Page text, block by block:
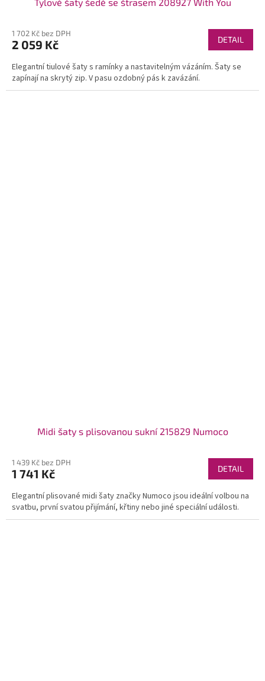
1 702 Kč bez DPH
2 059 Kč DETAIL
Elegantní tiulové šaty s ramínky a nastavitelným vázáním. Šaty se
zapínají na skrytý zip. V pasu ozdobný pás k zavázání.
Midi šaty s plisovanou sukní 215829 Numoco
1 439 Kč bez DPH
1 741 Kč DETAIL
Elegantní plisované midi šaty značky Numoco jsou ideální volbou na
svatbu, první svatou přijímání, křtiny nebo jiné speciální události.